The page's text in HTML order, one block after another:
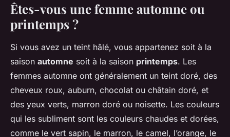
Êtes-vous une femme automne ou
printemps ?
Si vous avez un teint hâlé, vous appartenez soit à la
saison automne soit à la saison printemps. Les
femmes automne ont généralement un teint doré, des
cheveux roux, auburn, chocolat ou châtain doré, et
des yeux verts, marron doré ou noisette. Les couleurs
qui les subliment sont les couleurs chaudes et dorées,
comme le vert sapin, le marron, le camel, l’orange, le